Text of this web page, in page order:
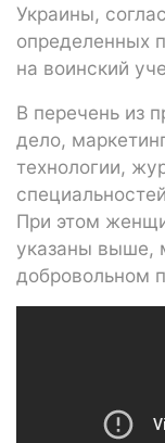
Украины,
определенных
на воинский
В перечень из
дело,
технологии,
При этом
указаны выше,
добровольном